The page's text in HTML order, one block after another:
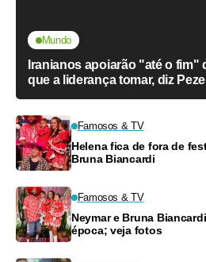
Mundo
Iranianos apoiarão "até o fim"
que a liderança tomar, diz
Famosos & TV
Helena fica de fora de
Bruna Biancardi
Famosos & TV
Neymar e Bruna
época; veja fotos